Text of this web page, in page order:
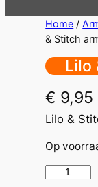
Home /
& Stitch
Lilo
€ 9,95
Lilo &
Op